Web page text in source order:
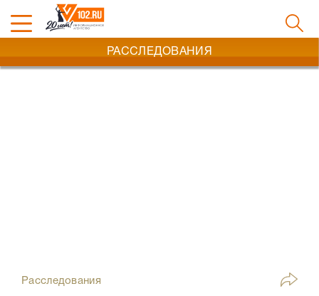
РАССЛЕДОВАНИЯ
Расследования